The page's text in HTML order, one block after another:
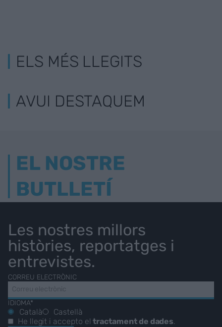
ELS MÉS LLEGITS
AVUI DESTAQUEM
EL NOSTRE
BUTLLETÍ
Les nostres millors
històries, reportatges i
entrevistes.
CORREU ELECTRÒNIC
IDIOMA*
Català
Castellà
He llegit i accepto eltractament de dades.